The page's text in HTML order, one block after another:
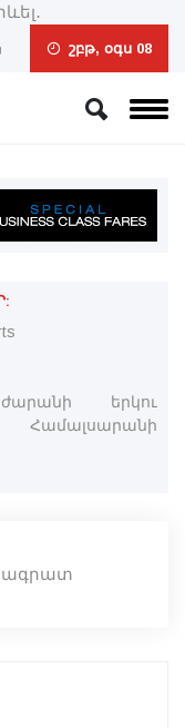
շբթ, օգս 08